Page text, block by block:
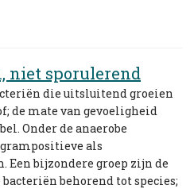
niet sporulerend
die uitsluitend groeien
de mate van gevoeligheid
Onder de anaerobe
als
Een bijzondere groep zijn de
behorend tot species;